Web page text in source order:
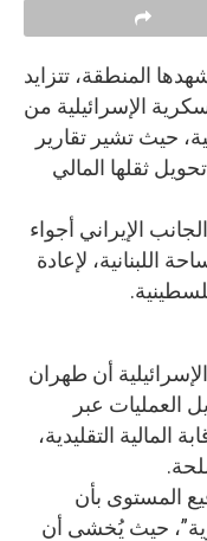
المنطقة، تتزايد
الإسرائيلية من
حيث تشير تقارير
ثقلها المالي
الإيراني أجواء
اللبنانية، لإعادة
أن طهران
العمليات عبر
المالية التقليدية،
المستوى بأن
حيث يُخشى أن